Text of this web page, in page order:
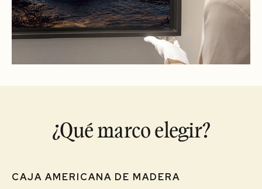
¿Qué marco elegir?
CAJA AMERICANA DE MADERA